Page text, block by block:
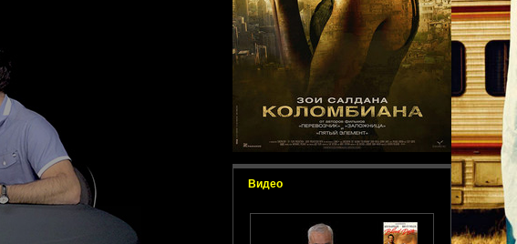
Видео